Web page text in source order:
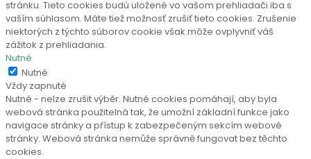
stránku. Tieto cookies budú uložené vo vašom prehliadači iba s
vaším súhlasom. Máte tiež možnosť zrušiť tieto cookies. Zrušenie
niektorých z týchto súborov cookie však môže ovplyvniť váš
zážitok z prehliadania.
Nutné
Nutné
Vždy zapnuté
Nutné - nelze zrušit výběr. Nutné cookies pomáhají, aby byla
webová stránka použitelná tak, že umožní základní funkce jako
navigace stránky a přístup k zabezpečeným sekcím webové
stránky. Webová stránka nemůže správně fungovat bez těchto
cookies.